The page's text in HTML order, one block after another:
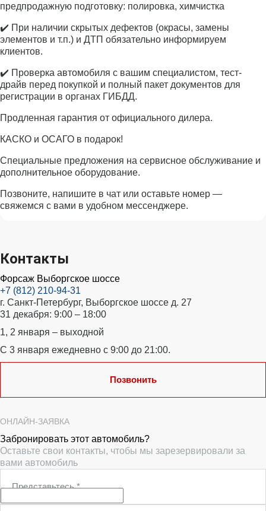
предпродажную подготовку: полировка, химчистка
✔️ При наличии скрытых дефектов (окрасы, замены
элементов и т.п.) и ДТП обязательно информируем
клиентов.
✔️ Проверка автомобиля с вашим специалистом, тест-
драйв перед покупкой и полный пакет документов для
регистрации в органах ГИБДД.
Продленная гарантия от официального дилера.
КАСКО и ОСАГО в подарок!
Специальные предложения на сервисное обслуживание и
дополнительное оборудование.
Позвоните, напишите в чат или оставьте номер —
свяжемся с вами в удобном мессенджере.
Контакты
Форсаж Выборгское шоссе
+7 (812) 210-94-31
г. Санкт-Петербург, Выборгское шоссе д. 27
31 декабря: 9:00 – 18:00
1, 2 января – выходной
С 3 января ежедневно с 9:00 до 21:00.
Позвонить
ОНЛАЙН-ЗАЯВКА
Забронировать этот автомобиль?
Оставьте свои контакты, чтобы мы зарезервировали за
вами автомобиль
Представьтесь*